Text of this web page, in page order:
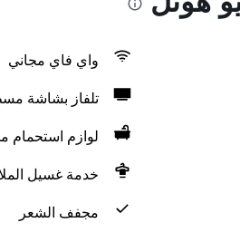
واي فاي مجاني
تلفاز بشاشة
لوازم استحمام
خدمة غسيل
مجفف الشعر